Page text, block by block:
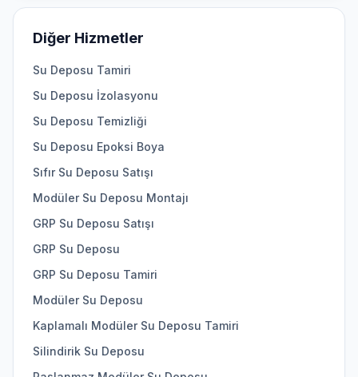
Diğer Hizmetler
Su Deposu Tamiri
Su Deposu İzolasyonu
Su Deposu Temizliği
Su Deposu Epoksi Boya
Sıfır Su Deposu Satışı
Modüler Su Deposu Montajı
GRP Su Deposu Satışı
GRP Su Deposu
GRP Su Deposu Tamiri
Modüler Su Deposu
Kaplamalı Modüler Su Deposu Tamiri
Silindirik Su Deposu